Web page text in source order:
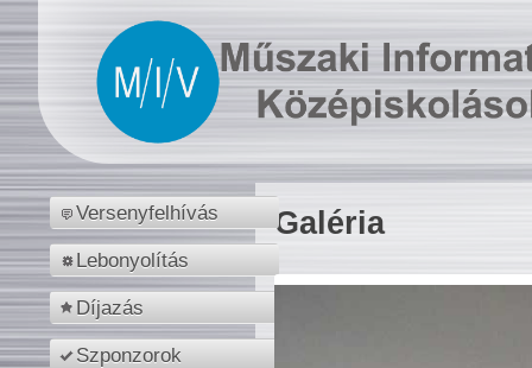
Versenyfelhívás
Lebonyolítás
Díjazás
Szponzorok
Galéria